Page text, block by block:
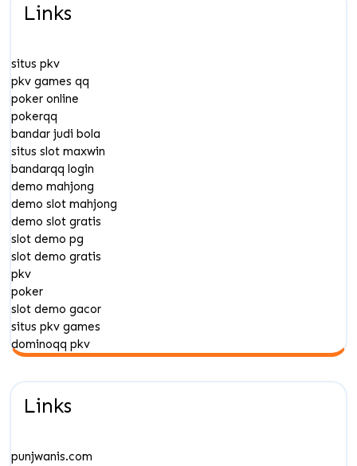
Links
situs pkv
pkv games qq
poker online
pokerqq
bandar judi bola
situs slot maxwin
bandarqq login
demo mahjong
demo slot mahjong
demo slot gratis
slot demo pg
slot demo gratis
pkv
poker
slot demo gacor
situs pkv games
dominoqq pkv
Links
punjwanis.com